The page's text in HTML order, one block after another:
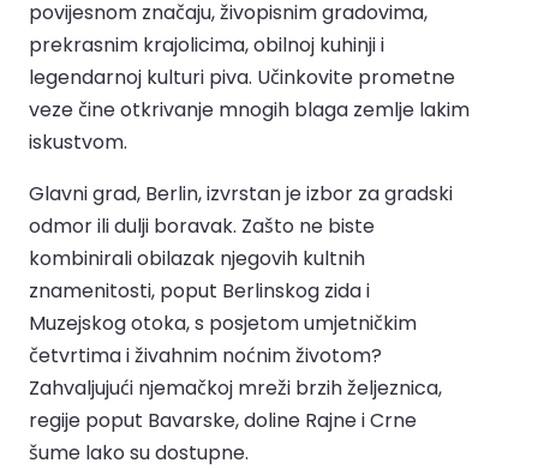
povijesnom značaju, živopisnim gradovima,
prekrasnim krajolicima, obilnoj kuhinji i
legendarnoj kulturi piva. Učinkovite prometne
veze čine otkrivanje mnogih blaga zemlje lakim
iskustvom.
Glavni grad, Berlin, izvrstan je izbor za gradski
odmor ili dulji boravak. Zašto ne biste
kombinirali obilazak njegovih kultnih
znamenitosti, poput Berlinskog zida i
Muzejskog otoka, s posjetom umjetničkim
četvrtima i živahnim noćnim životom?
Zahvaljujući njemačkoj mreži brzih željeznica,
regije poput Bavarske, doline Rajne i Crne
šume lako su dostupne.